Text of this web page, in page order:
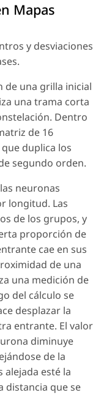
Mapas
y desviaciones
de una grilla inicial
una trama corta
Dentro
de 16
duplica los
segundo orden.
neuronas
longitud. Las
de los grupos, y
proporción de
cae en sus
de una
una medición de
del cálculo se
desplazar la
entrante. El valor
diminuye
de la
alejada esté la
distancia que se